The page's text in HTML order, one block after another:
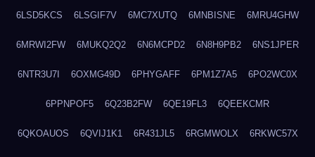
6LSD5KCS 6LSGIF7V 6MC7XUTQ 6MNBISNE 6MRU4GHW
6MRWI2FW 6MUKQ2Q2 6N6MCPD2 6N8H9PB2 6NS1JPER
6NTR3U7I 6OXMG49D 6PHYGAFF 6PM1Z7A5 6PO2WC0X
6PPNPOF5 6Q23B2FW 6QE19FL3 6QEEKCMR
6QKOAUOS 6QVIJ1K1 6R431JL5 6RGMWOLX 6RKWC57X